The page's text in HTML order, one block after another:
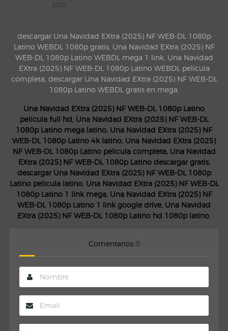
2025
descargar Una Navidad EXtra (2025) NF WEB-DL 1080p
Latino WEBDL 1080p gratis, Una Navidad EXtra (2025) NF
WEB-DL 1080p Latino WEBDL mega 1 link, Una Navidad
EXtra (2025) NF WEB-DL 1080p Latino WEBDL pelicula
completa, descargar Una Navidad EXtra (2025) NF WEB-DL
1080p Latino WEBDL gratis en mega.
Una Navidad EXtra (2025) NF WEB-DL 1080p Latino
pelicula full hd, Una Navidad EXtra (2025) NF WEB-DL
1080p Latino mega latino, Una Navidad EXtra (2025) NF
WEB-DL 1080p Latino 4k latino, Una Navidad EXtra (2025)
NF WEB-DL 1080p Latino pelicula completa, Una Navidad
EXtra (2025) NF WEB-DL 1080p Latino descargar gratis,
descargar Una Navidad EXtra (2025) NF WEB-DL 1080p
Latino pelicula latino, Una Navidad EXtra (2025) NF WEB-DL
1080p Latino 1 link mega, Una Navidad EXtra (2025) NF
WEB-DL 1080p Latino 1 link google drive, Una Navidad
EXtra (2025) NF WEB-DL 1080p Latino hd 1080p latino.
Comentarios 0